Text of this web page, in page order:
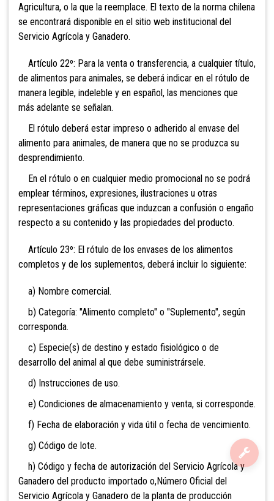
Agricultura, o la que la reemplace. El texto de la norma chilena
se encontrará disponible en el sitio web institucional del
Servicio Agrícola y Ganadero.
Artículo 22º: Para la venta o transferencia, a cualquier título,
de alimentos para animales, se deberá indicar en el rótulo de
manera legible, indeleble y en español, las menciones que
más adelante se señalan.
El rótulo deberá estar impreso o adherido al envase del
alimento para animales, de manera que no se produzca su
desprendimiento.
En el rótulo o en cualquier medio promocional no se podrá
emplear términos, expresiones, ilustraciones u otras
representaciones gráficas que induzcan a confusión o engaño
respecto a su contenido y las propiedades del producto.
Artículo 23º: El rótulo de los envases de los alimentos
completos y de los suplementos, deberá incluir lo siguiente:
a) Nombre comercial.
b) Categoría: "Alimento completo" o "Suplemento", según
corresponda.
c) Especie(s) de destino y estado fisiológico o de
desarrollo del animal al que debe suministrársele.
d) Instrucciones de uso.
e) Condiciones de almacenamiento y venta, si corresponde.
f) Fecha de elaboración y vida útil o fecha de vencimiento.
g) Código de lote.
h) Código y fecha de autorización del Servicio Agrícola y
Ganadero del producto importado o,Número Oficial del
Servicio Agrícola y Ganadero de la planta de producción